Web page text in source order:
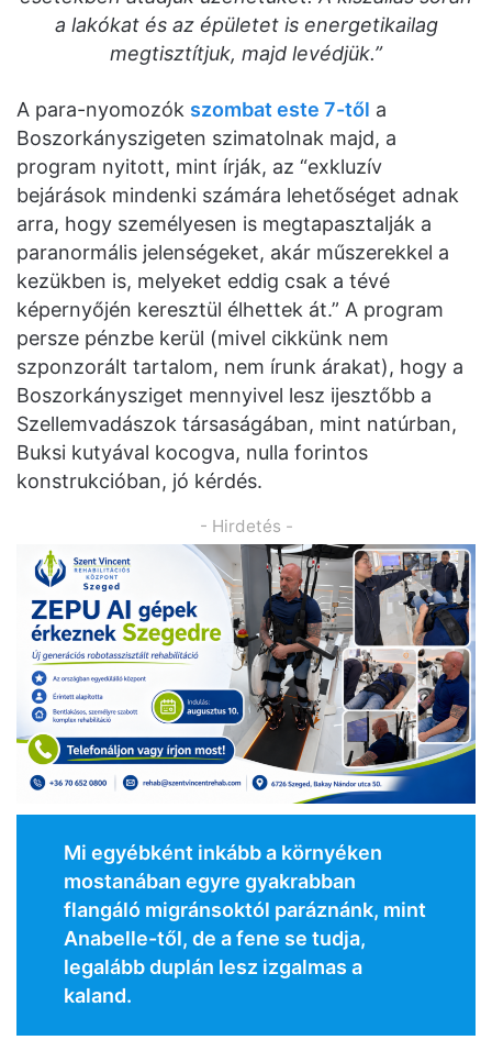
a lakókat és az épületet is energetikailag
megtisztítjuk, majd levédjük.”
A para-nyomozók szombat este 7-től a
Boszorkányszigeten szimatolnak majd, a
program nyitott, mint írják, az “exkluzív
bejárások mindenki számára lehetőséget adnak
arra, hogy személyesen is megtapasztalják a
paranormális jelenségeket, akár műszerekkel a
kezükben is, melyeket eddig csak a tévé
képernyőjén keresztül élhettek át.” A program
persze pénzbe kerül (mivel cikkünk nem
szponzorált tartalom, nem írunk árakat), hogy a
Boszorkánysziget mennyivel lesz ijesztőbb a
Szellemvadászok társaságában, mint natúrban,
Buksi kutyával kocogva, nulla forintos
konstrukcióban, jó kérdés.
- Hirdetés -
Mi egyébként inkább a környéken
mostanában egyre gyakrabban
flangáló migránsoktól paráznánk, mint
Anabelle-től, de a fene se tudja,
legalább duplán lesz izgalmas a
kaland.